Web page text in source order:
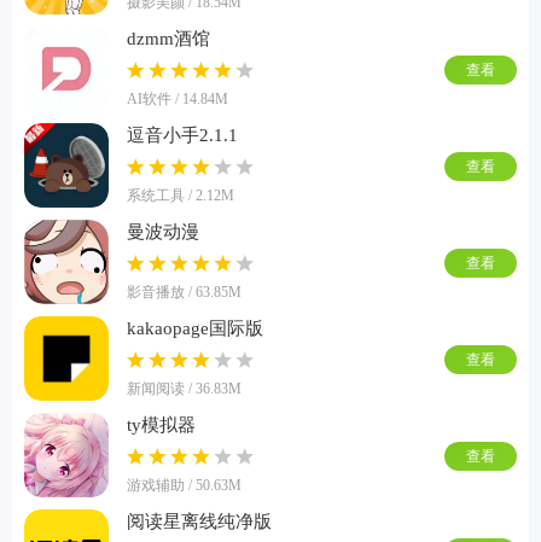
dzmm酒馆
AI软件 / 14.84M
查看
逗音小手2.1.1
系统工具 / 2.12M
查看
曼波动漫
影音播放 / 63.85M
查看
kakaopage国际版
新闻阅读 / 36.83M
查看
ty模拟器
游戏辅助 / 50.63M
查看
阅读星离线纯净版